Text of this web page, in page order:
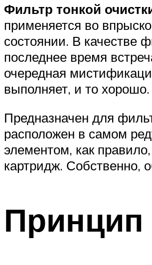
Фильтр тонкой
применяется во
состоянии. В качестве
последнее время
очередная
выполняет, и то хорошо.
Предназначен для
расположен в самом
элементом, как
картридж. Собственно,
Принцип